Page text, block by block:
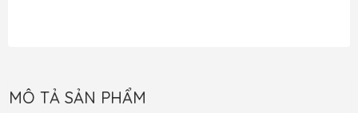
MÔ TẢ SẢN PHẨM